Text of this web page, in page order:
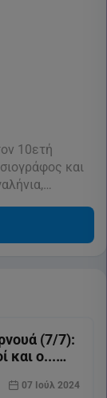
10ετή
και
(7/7):
και ο...
07 Ιούλ 2024